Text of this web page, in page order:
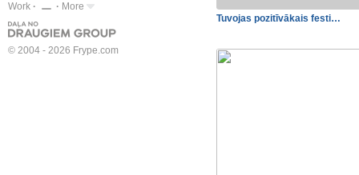
Work
More
© 2004 - 2026 Frype.com
Tuvojas pozitīvākais festi…